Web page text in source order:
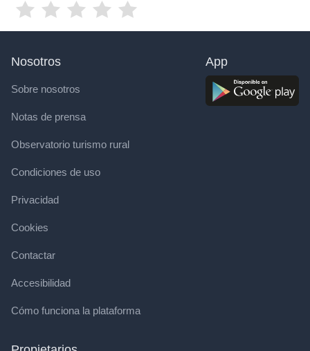
Nosotros
Sobre nosotros
Notas de prensa
Observatorio turismo rural
Condiciones de uso
Privacidad
Cookies
Contactar
Accesibilidad
Cómo funciona la plataforma
App